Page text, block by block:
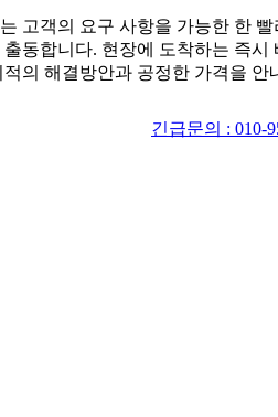
고객의 요구 사항을 가능한 한
출동합니다. 현장에 도착하는 즉
적의 해결방안과 공정한 가격을 안
긴급문의 : 010-